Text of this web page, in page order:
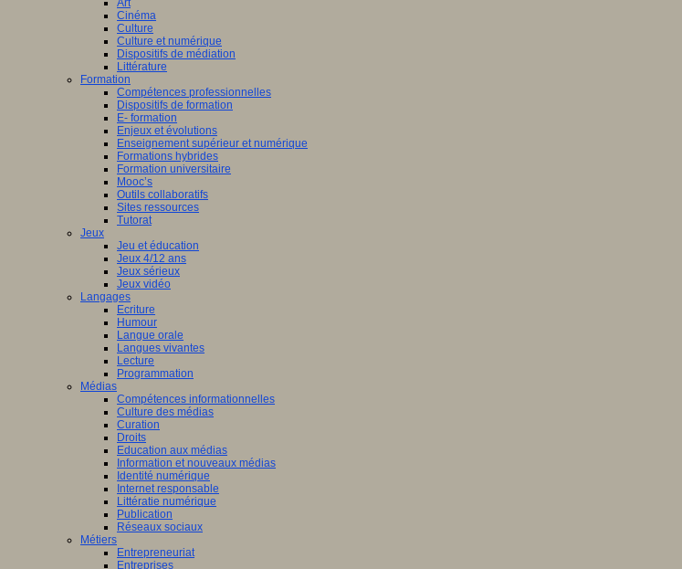
Art
Cinéma
Culture
Culture et numérique
Dispositifs de médiation
Littérature
Formation
Compétences professionnelles
Dispositifs de formation
E- formation
Enjeux et évolutions
Enseignement supérieur et numérique
Formations hybrides
Formation universitaire
Mooc’s
Outils collaboratifs
Sites ressources
Tutorat
Jeux
Jeu et éducation
Jeux 4/12 ans
Jeux sérieux
Jeux vidéo
Langages
Ecriture
Humour
Langue orale
Langues vivantes
Lecture
Programmation
Médias
Compétences informationnelles
Culture des médias
Curation
Droits
Education aux médias
Information et nouveaux médias
Identité numérique
Internet responsable
Littératie numérique
Publication
Réseaux sociaux
Métiers
Entrepreneuriat
Entreprises